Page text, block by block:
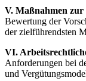
V. Maßnahmen zur
Bewertung der
der zielführendsten
VI.
Anforderungen bei
und